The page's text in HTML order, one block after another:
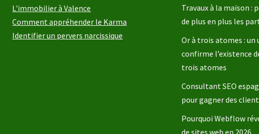
L'immobilier à Valence
Comment appréhender le Karma
Identifier un pervers narcissique
Travaux à la maison :
de plus en plus les
Or à trois atomes :
confirme l’existence
trois atomes
Consultant SEO
pour gagner des
Pourquoi Webflow
de sites web en 2026